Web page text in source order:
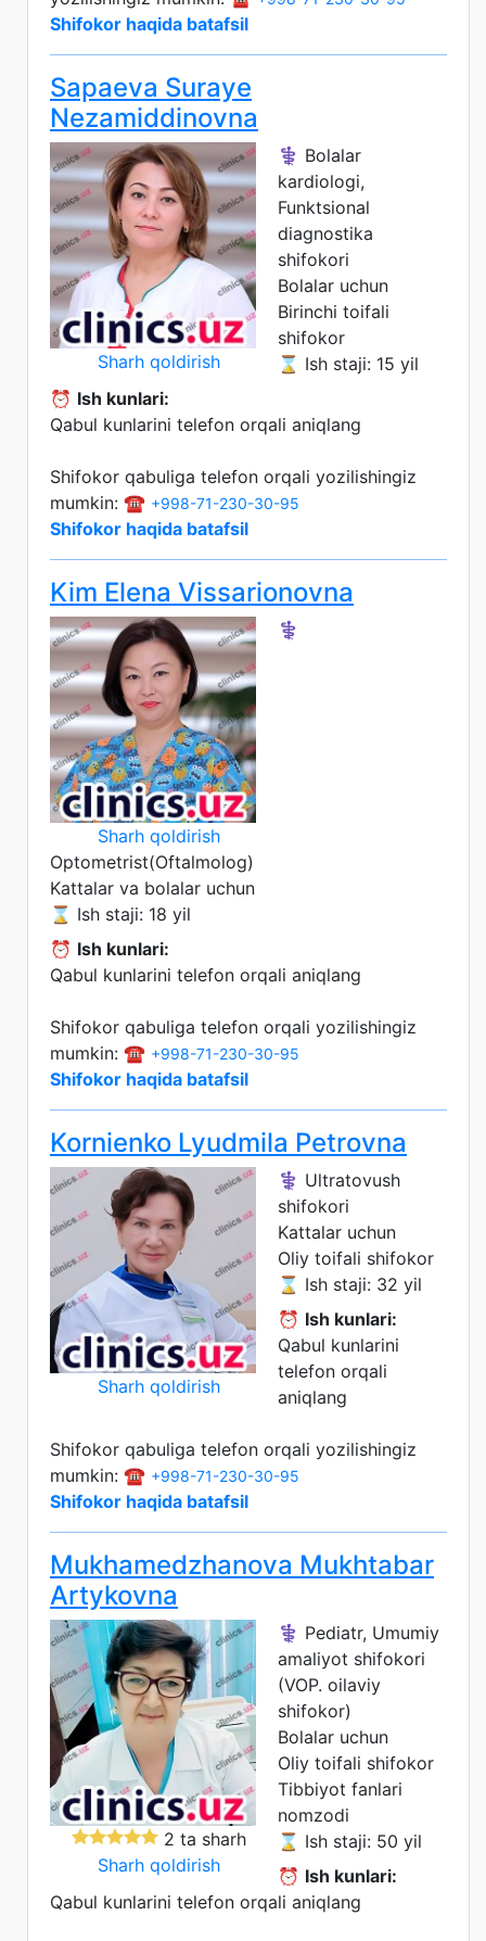
Shifokor haqida batafsil
Sapaeva Suraye
Nezamiddinovna
Sharh qoldirish
⚕️ Bolalar
kardiologi,
Funktsional
diagnostika
shifokori
Bolalar uchun
Birinchi toifali
shifokor
⌛ Ish staji: 15 yil
⏰ Ish kunlari:
Qabul kunlarini telefon orqali aniqlang
Shifokor qabuliga telefon orqali yozilishingiz
mumkin: ☎️ +998-71-230-30-95
Shifokor haqida batafsil
Kim Elena Vissarionovna
Sharh qoldirish
⚕️
Optometrist(Oftalmolog)
Kattalar va bolalar uchun
⌛ Ish staji: 18 yil
⏰ Ish kunlari:
Qabul kunlarini telefon orqali aniqlang
Shifokor qabuliga telefon orqali yozilishingiz
mumkin: ☎️ +998-71-230-30-95
Shifokor haqida batafsil
Kornienko Lyudmila Petrovna
Sharh qoldirish
⚕️ Ultratovush
shifokori
Kattalar uchun
Oliy toifali shifokor
⌛ Ish staji: 32 yil
⏰ Ish kunlari:
Qabul kunlarini
telefon orqali
aniqlang
Shifokor qabuliga telefon orqali yozilishingiz
mumkin: ☎️ +998-71-230-30-95
Shifokor haqida batafsil
Mukhamedzhanova Mukhtabar
Artykovna
2 ta sharh
Sharh qoldirish
⚕️ Pediatr, Umumiy
amaliyot shifokori
(VOP. oilaviy
shifokor)
Bolalar uchun
Oliy toifali shifokor
Tibbiyot fanlari
nomzodi
⌛ Ish staji: 50 yil
⏰ Ish kunlari:
Qabul kunlarini telefon orqali aniqlang